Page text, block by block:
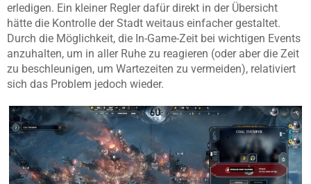
erledigen. Ein kleiner Regler dafür direkt in der Übersicht
hätte die Kontrolle der Stadt weitaus einfacher gestaltet.
Durch die Möglichkeit, die In-Game-Zeit bei wichtigen Events
anzuhalten, um in aller Ruhe zu reagieren (oder aber die Zeit
zu beschleunigen, um Wartezeiten zu vermeiden), relativiert
sich das Problem jedoch wieder.